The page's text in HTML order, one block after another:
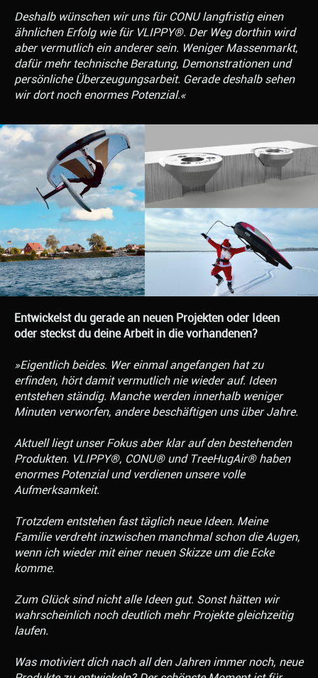
Deshalb wünschen wir uns für CONU langfristig einen
ähnlichen Erfolg wie für VLIPPY®. Der Weg dorthin wird
aber vermutlich ein anderer sein. Weniger Massenmarkt,
dafür mehr technische Beratung, Demonstrationen und
persönliche Überzeugungsarbeit. Gerade deshalb sehen
wir dort noch enormes Potenzial.«
Entwickelst du gerade an neuen Projekten oder Ideen
oder steckst du deine Arbeit in die vorhandenen?
»Eigentlich beides. Wer einmal angefangen hat zu
erfinden, hört damit vermutlich nie wieder auf. Ideen
entstehen ständig. Manche werden innerhalb weniger
Minuten verworfen, andere beschäftigen uns über Jahre.
Aktuell liegt unser Fokus aber klar auf den bestehenden
Produkten. VLIPPY®, CONU® und TreeHugAir® haben
enormes Potenzial und verdienen unsere volle
Aufmerksamkeit.
Trotzdem entstehen fast täglich neue Ideen. Meine
Familie verdreht inzwischen manchmal schon die Augen,
wenn ich wieder mit einer neuen Skizze um die Ecke
komme.
Zum Glück sind nicht alle Ideen gut. Sonst hätten wir
wahrscheinlich noch deutlich mehr Projekte gleichzeitig
laufen.
Was motiviert dich nach all den Jahren immer noch, neue